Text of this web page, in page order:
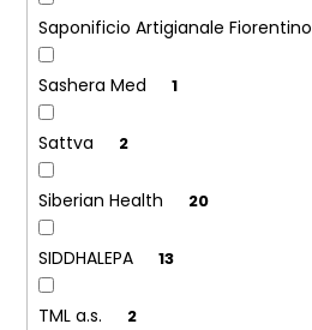
Saponificio Artigianale Fiorentino
Sashera Med 1
Sattva 2
Siberian Health 20
SIDDHALEPA 13
TML a.s. 2